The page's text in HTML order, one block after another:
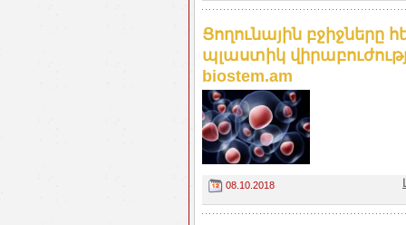
Ցողունային բջիջները
պլաստիկ
biostem.am
08.10.2018